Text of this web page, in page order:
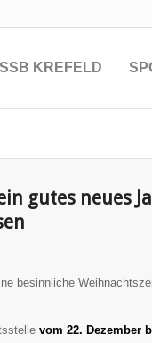
SSB KREFELD
gutes neues
besinnliche
vom 22. Dezember